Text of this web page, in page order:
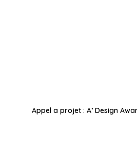
Appel a projet : A’ Design